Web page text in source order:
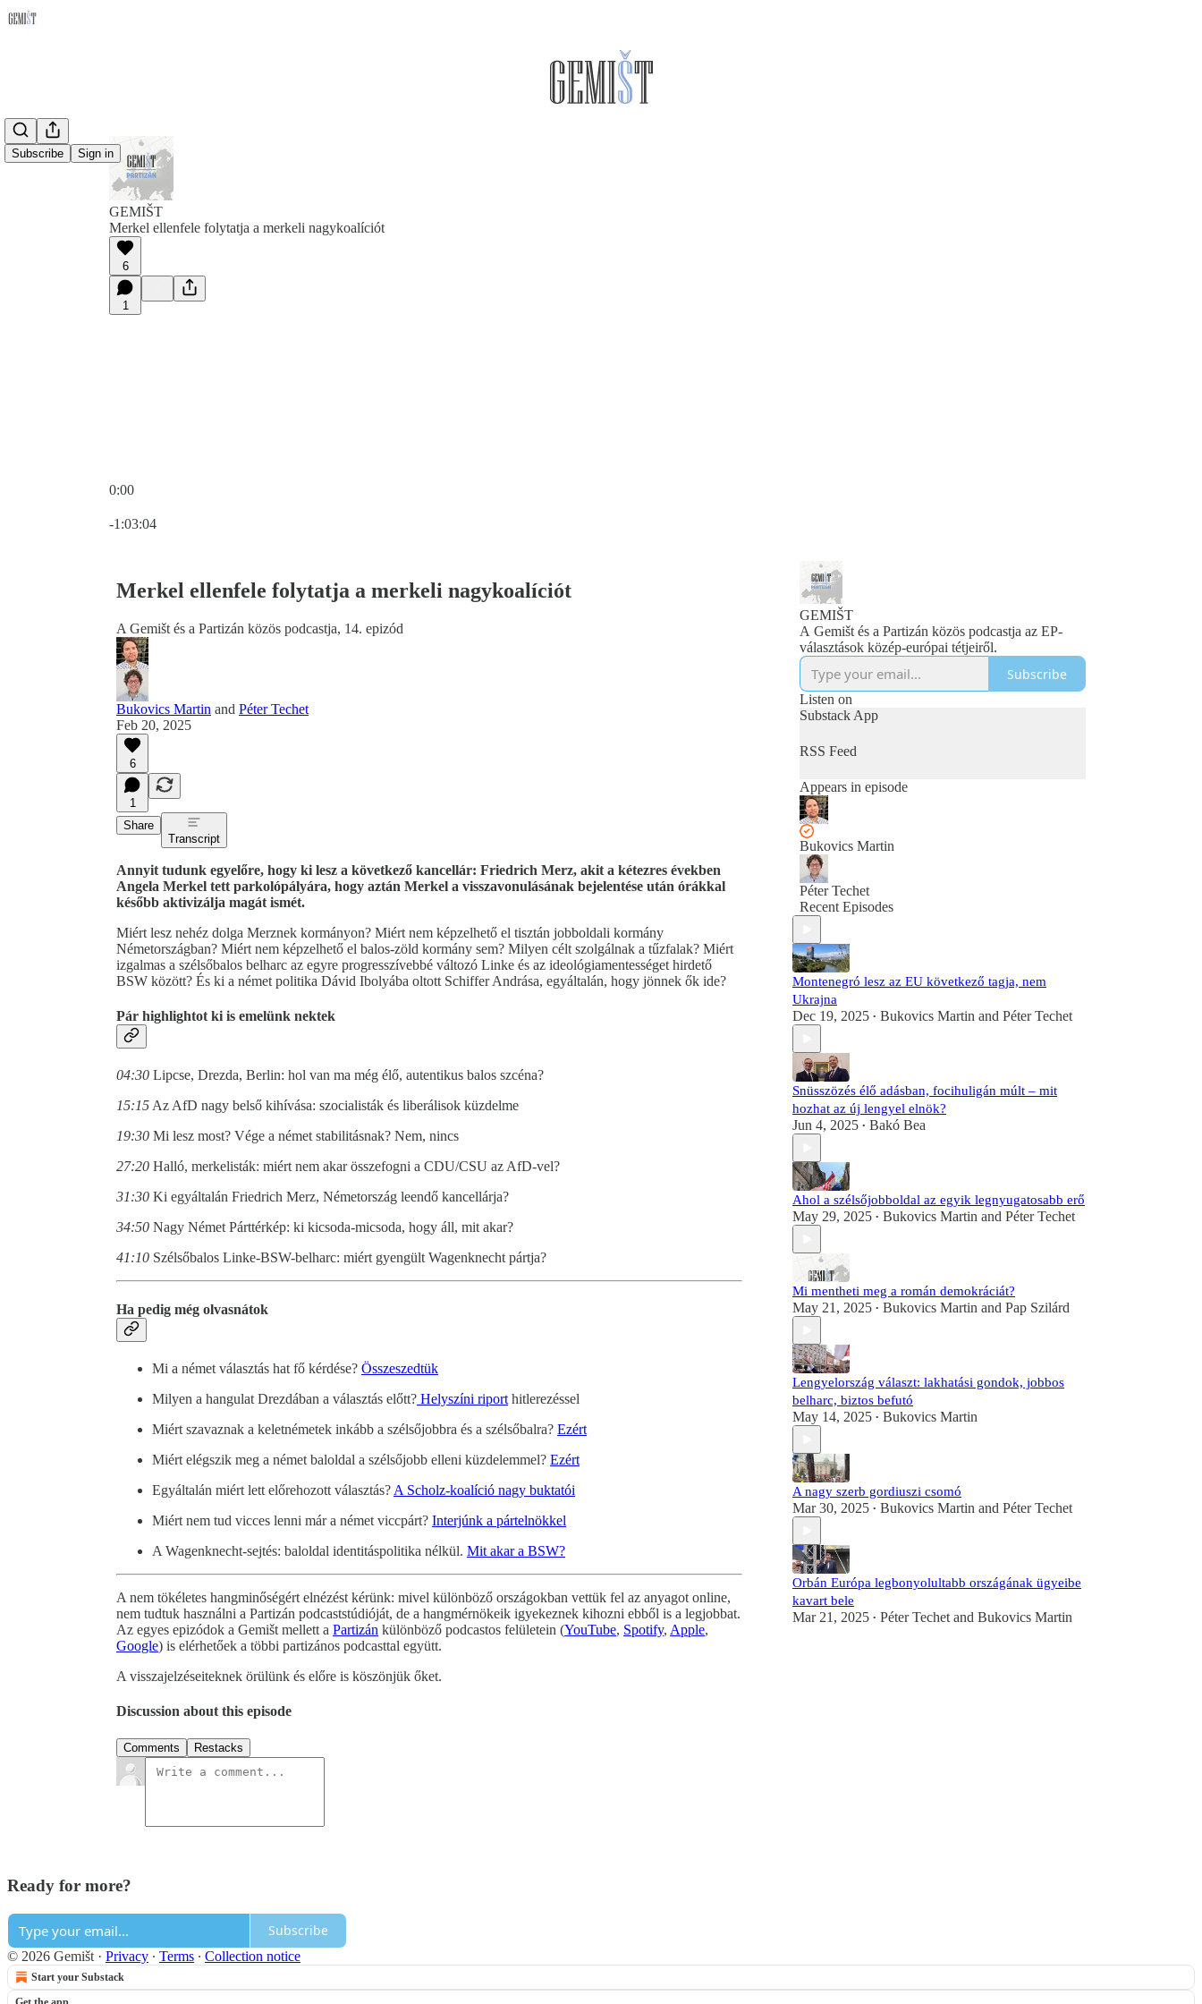
Subscribe Sign in
GEMIŠT
Merkel ellenfele folytatja a merkeli nagykoalíciót
6
1
0:00
-1:03:04
Merkel ellenfele folytatja a merkeli nagykoalíciót
A Gemišt és a Partizán közös podcastja, 14. epizód
Bukovics Martin and Péter Techet
Feb 20, 2025
6
1
Share
Transcript
Annyit tudunk egyelőre, hogy ki lesz a következő kancellár: Friedrich Merz, akit a kétezres években
Angela Merkel tett parkolópályára, hogy aztán Merkel a visszavonulásának bejelentése után órákkal
később aktivizálja magát ismét.
Miért lesz nehéz dolga Merznek kormányon? Miért nem képzelhető el tisztán jobboldali kormány
Németországban? Miért nem képzelhető el balos-zöld kormány sem? Milyen célt szolgálnak a tűzfalak? Miért
izgalmas a szélsőbalos belharc az egyre progresszívebbé változó Linke és az ideológiamentességet hirdető
BSW között? És ki a német politika Dávid Ibolyába oltott Schiffer Andrása, egyáltalán, hogy jönnek ők ide?
Pár highlightot ki is emelünk nektek
04:30 Lipcse, Drezda, Berlin: hol van ma még élő, autentikus balos szcéna?
15:15 Az AfD nagy belső kihívása: szocialisták és liberálisok küzdelme
19:30 Mi lesz most? Vége a német stabilitásnak? Nem, nincs
27:20 Halló, merkelisták: miért nem akar összefogni a CDU/CSU az AfD-vel?
31:30 Ki egyáltalán Friedrich Merz, Németország leendő kancellárja?
34:50 Nagy Német Párttérkép: ki kicsoda-micsoda, hogy áll, mit akar?
41:10 Szélsőbalos Linke-BSW-belharc: miért gyengült Wagenknecht pártja?
Ha pedig még olvasnátok
Mi a német választás hat fő kérdése? Összeszedtük
Milyen a hangulat Drezdában a választás előtt? Helyszíni riport hitlerezéssel
Miért szavaznak a keletnémetek inkább a szélsőjobbra és a szélsőbalra? Ezért
Miért elégszik meg a német baloldal a szélsőjobb elleni küzdelemmel? Ezért
Egyáltalán miért lett előrehozott választás? A Scholz-koalíció nagy buktatói
Miért nem tud vicces lenni már a német viccpárt? Interjúnk a pártelnökkel
A Wagenknecht-sejtés: baloldal identitáspolitika nélkül. Mit akar a BSW?
A nem tökéletes hangminőségért elnézést kérünk: mivel különböző országokban vettük fel az anyagot online,
nem tudtuk használni a Partizán podcaststúdióját, de a hangmérnökeik igyekeznek kihozni ebből is a legjobbat.
Az egyes epizódok a Gemišt mellett a Partizán különböző podcastos felületein (YouTube, Spotify, Apple,
Google) is elérhetőek a többi partizános podcasttal együtt.
A visszajelzéseiteknek örülünk és előre is köszönjük őket.
Discussion about this episode
Comments Restacks
GEMIŠT
A Gemišt és a Partizán közös podcastja az EP-
választások közép-európai tétjeiről.
Subscribe
Listen on
Substack App
RSS Feed
Appears in episode
Bukovics Martin
Péter Techet
Recent Episodes
Montenegró lesz az EU következő tagja, nem
Ukrajna
Dec 19, 2025 • Bukovics Martin and Péter Techet
Snüsszözés élő adásban, focihuligán múlt – mit
hozhat az új lengyel elnök?
Jun 4, 2025 • Bakó Bea
Ahol a szélsőjobboldal az egyik legnyugatosabb erő
May 29, 2025 • Bukovics Martin and Péter Techet
Mi mentheti meg a román demokráciát?
May 21, 2025 • Bukovics Martin and Pap Szilárd
Lengyelország választ: lakhatási gondok, jobbos
belharc, biztos befutó
May 14, 2025 • Bukovics Martin
A nagy szerb gordiuszi csomó
Mar 30, 2025 • Bukovics Martin and Péter Techet
Orbán Európa legbonyolultabb országának ügyeibe
kavart bele
Mar 21, 2025 • Péter Techet and Bukovics Martin
Ready for more?
Subscribe
© 2026 Gemišt · Privacy ∙ Terms ∙ Collection notice
Start your Substack